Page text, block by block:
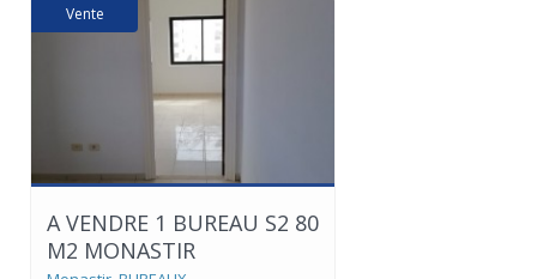
Vente
A VENDRE 1 BUREAU S2 80
M2 MONASTIR